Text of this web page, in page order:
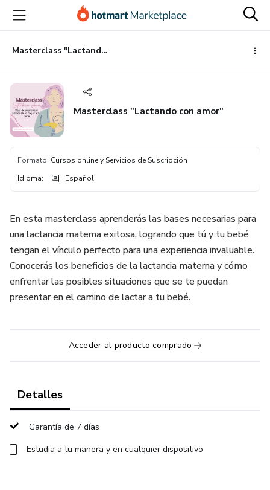
principal
página
de
página
Masterclass "Lactando con amor"
Masterclass "Lactando con amor"
Formato: Cursos online y Servicios de Suscripción
Idioma: Español
En esta masterclass aprenderás las bases necesarias para
una lactancia materna exitosa, logrando que tú y tu bebé
tengan el vínculo perfecto para una experiencia invaluable.
Conocerás los beneficios de la lactancia materna y cómo
enfrentar las posibles situaciones que se te puedan
presentar en el camino de lactar a tu bebé.
Acceder al producto comprado
Detalles
Garantía de 7 días
Estudia a tu manera y en cualquier dispositivo